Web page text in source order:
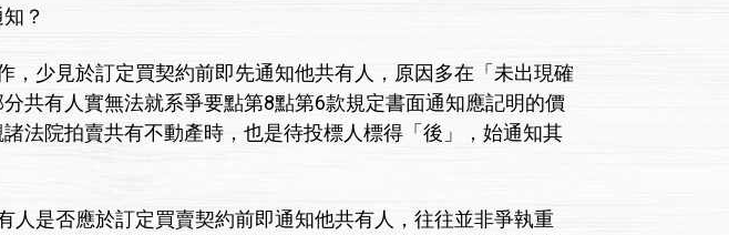
？
少見於訂定買契約前即先通知他共有人，原因多在「未出現確
共有人實無法就系爭要點第8點第6款規定書面通知應記明的價
法院拍賣共有不動產時，也是待投標人標得「後」，始通知其
是否應於訂定買賣契約前即通知他共有人，往往並非爭執重